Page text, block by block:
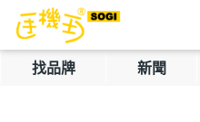
找品牌 新聞